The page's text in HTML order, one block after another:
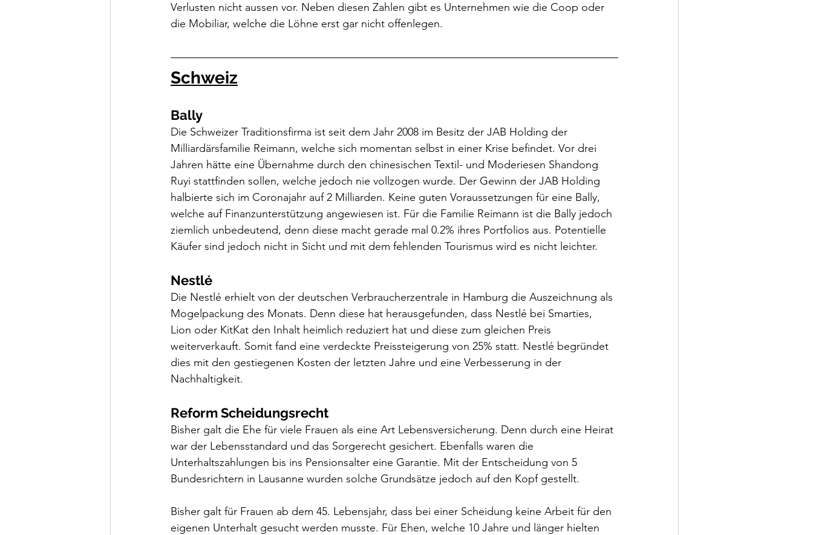
Verlusten nicht aussen vor. Neben diesen Zahlen gibt es Unternehmen wie die Coop oder
die Mobiliar, welche die Löhne erst gar nicht offenlegen.
Schweiz
Bally
Die Schweizer Traditionsfirma ist seit dem Jahr 2008 im Besitz der JAB Holding der
Milliardärsfamilie Reimann, welche sich momentan selbst in einer Krise befindet. Vor drei
Jahren hätte eine Übernahme durch den chinesischen Textil- und Moderiesen Shandong
Ruyi stattfinden sollen, welche jedoch nie vollzogen wurde. Der Gewinn der JAB Holding
halbierte sich im Coronajahr auf 2 Milliarden. Keine guten Voraussetzungen für eine Bally,
welche auf Finanzunterstützung angewiesen ist. Für die Familie Reimann ist die Bally jedoch
ziemlich unbedeutend, denn diese macht gerade mal 0.2% ihres Portfolios aus. Potentielle
Käufer sind jedoch nicht in Sicht und mit dem fehlenden Tourismus wird es nicht leichter.
Nestlé
Die Nestlé erhielt von der deutschen Verbraucherzentrale in Hamburg die Auszeichnung als
Mogelpackung des Monats. Denn diese hat herausgefunden, dass Nestlé bei Smarties,
Lion oder KitKat den Inhalt heimlich reduziert hat und diese zum gleichen Preis
weiterverkauft. Somit fand eine verdeckte Preissteigerung von 25% statt. Nestlé begründet
dies mit den gestiegenen Kosten der letzten Jahre und eine Verbesserung in der
Nachhaltigkeit.
Reform Scheidungsrecht
Bisher galt die Ehe für viele Frauen als eine Art Lebensversicherung. Denn durch eine Heirat
war der Lebensstandard und das Sorgerecht gesichert. Ebenfalls waren die
Unterhaltszahlungen bis ins Pensionsalter eine Garantie. Mit der Entscheidung von 5
Bundesrichtern in Lausanne wurden solche Grundsätze jedoch auf den Kopf gestellt.
Bisher galt für Frauen ab dem 45. Lebensjahr, dass bei einer Scheidung keine Arbeit für den
eigenen Unterhalt gesucht werden musste. Für Ehen, welche 10 Jahre und länger hielten